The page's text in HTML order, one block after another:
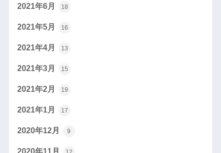
2021年6月 18
2021年5月 16
2021年4月 13
2021年3月 15
2021年2月 19
2021年1月 17
2020年12月 9
2020年11月